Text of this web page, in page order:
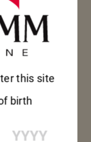
this site
birth